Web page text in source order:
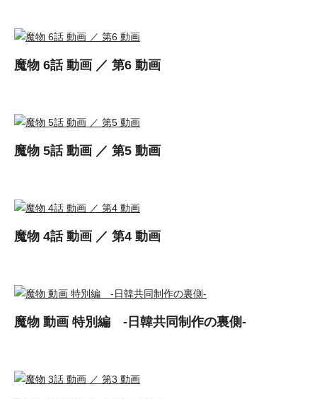
魔物 6話 動画 ／ 第6 動画
魔物 5話 動画 ／ 第5 動画
魔物 4話 動画 ／ 第4 動画
魔物 動画 特別編 -日韓共同制作の裏側-